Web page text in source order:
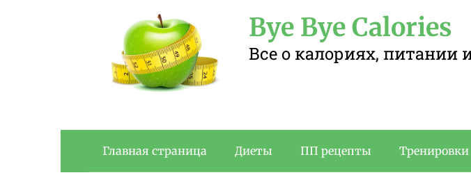
Bye Bye Calories
Все о калориях, питании
Главная страница Диеты ПП рецепты Тренировки